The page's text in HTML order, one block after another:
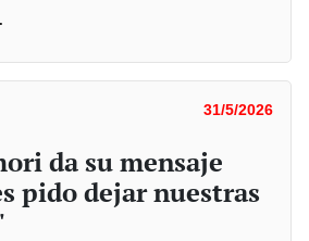
31/5/2026
da su mensaje
pido dejar nuestras